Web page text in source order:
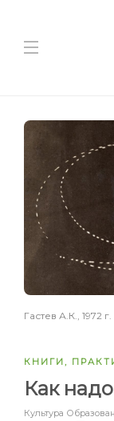
Гастев А.К., 1972 г.
КНИГИ,
Как
Культура